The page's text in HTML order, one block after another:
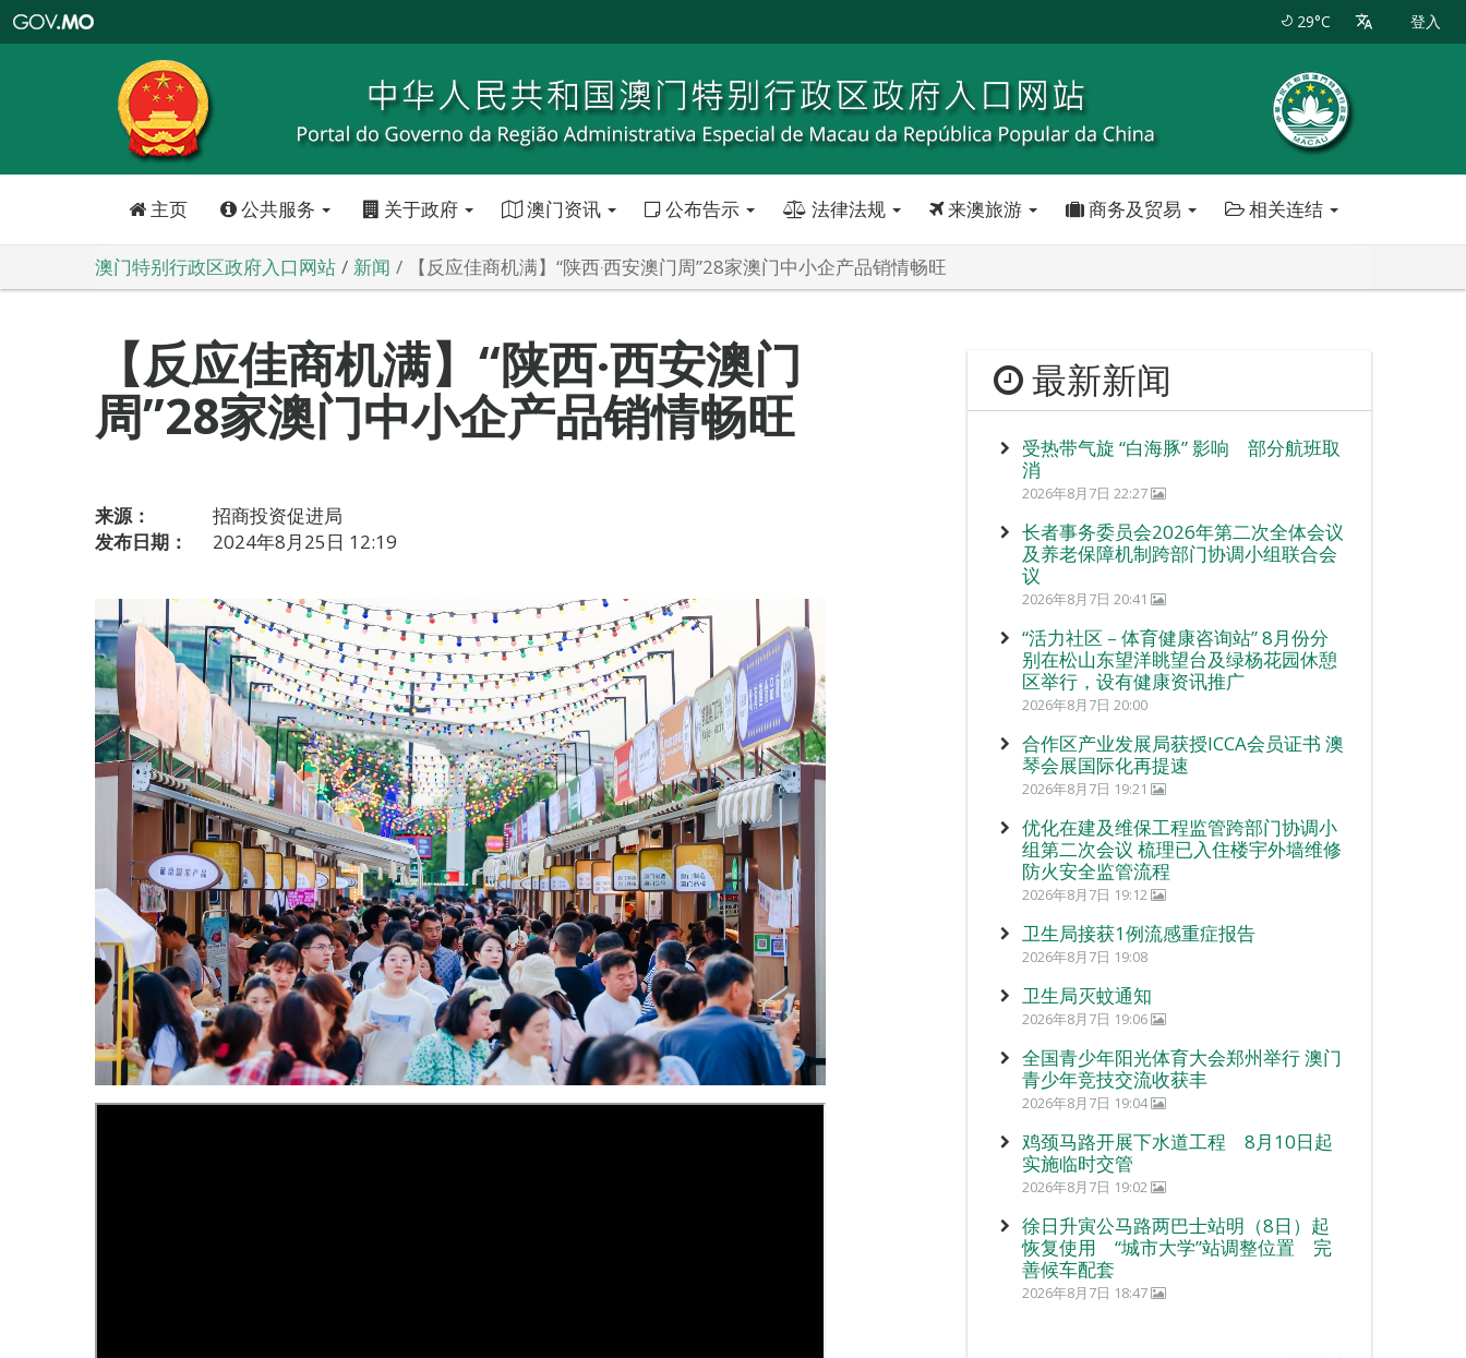
特
政
区
政
口
29°C 登入
主页 公共服务 关于政府 澳门资讯 公布告示 法律法规 来澳旅游 商务及贸易 相关连结
澳门特别行政区政府入口网站 新闻 【反应佳商机满】“陕西‧西安澳门周”28家澳门中小企产品销情畅旺
【反应佳商机满】“陕西‧西安澳门
周”28家澳门中小企产品销情畅旺
来源：
招商投资促进局
发布日期：
2024年8月25日 12:19
最新新闻
受热带气旋 “白海豚” 影响 部分航班取
消
2026年8月7日 22:27
长者事务委员会2026年第二次全体会议
及养老保障机制跨部门协调小组联合会
议
2026年8月7日 20:41
“活力社区 – 体育健康咨询站” 8月份分
别在松山东望洋眺望台及绿杨花园休憩
区举行，设有健康资讯推广
2026年8月7日 20:00
合作区产业发展局获授ICCA会员证书 澳
琴会展国际化再提速
2026年8月7日 19:21
优化在建及维保工程监管跨部门协调小
组第二次会议 梳理已入住楼宇外墙维修
防火安全监管流程
2026年8月7日 19:12
卫生局接获1例流感重症报告
2026年8月7日 19:08
卫生局灭蚊通知
2026年8月7日 19:06
全国青少年阳光体育大会郑州举行 澳门
青少年竞技交流收获丰
2026年8月7日 19:04
鸡颈马路开展下水道工程 8月10日起
实施临时交管
2026年8月7日 19:02
徐日升寅公马路两巴士站明（8日）起
恢复使用 “城市大学”站调整位置 完
善候车配套
2026年8月7日 18:47